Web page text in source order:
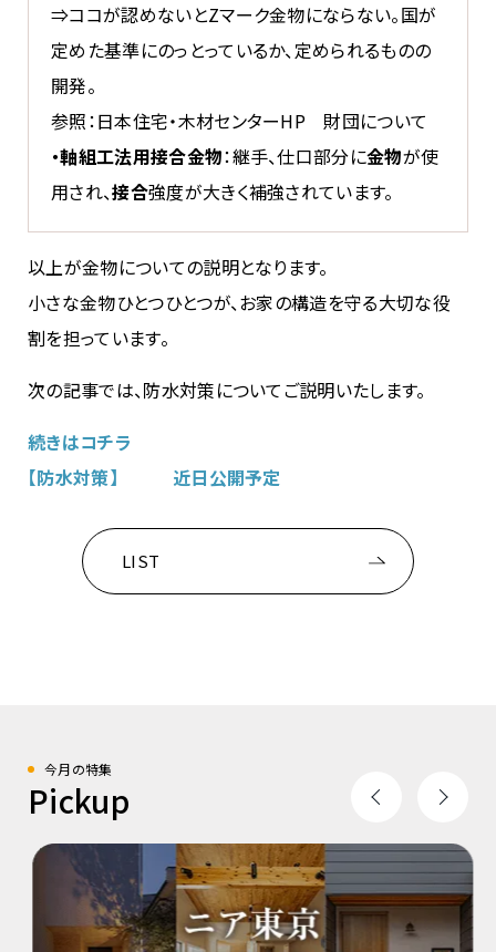
⇒ココが認めないとZマーク金物にならない。国が
定めた基準にのっとっているか、定められるものの
開発。
参照：日本住宅・木材センターHP 財団について
・軸組工法用接合金物：継手、仕口部分に金物が使
用され、接合強度が大きく補強されています。
以上が金物についての説明となります。
小さな金物ひとつひとつが、お家の構造を守る大切な役
割を担っています。
次の記事では、防水対策についてご説明いたします。
続きはコチラ
【防水対策】 近日公開予定
LIST
今月の特集
Pickup